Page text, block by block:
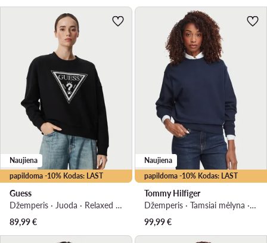
papildoma -10% Kodas: LAST
Naujiena
Guess
Džemperis · Juoda · Relaxed Fit
89,99€
papildoma -10% Kodas: LAST
Naujiena
Tommy Hilfiger
Džemperis · Tamsiai mėlyna · Regular Fit
99,99€